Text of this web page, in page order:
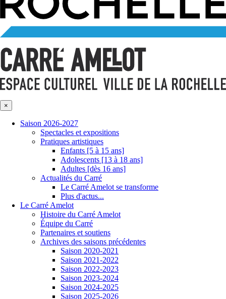
×
Saison 2026-2027
Spectacles et expositions
Pratiques artistiques
Enfants [5 à 15 ans]
Adolescents [13 à 18 ans]
Adultes [dès 16 ans]
Actualités du Carré
Le Carré Amelot se transforme
Plus d'actus...
Le Carré Amelot
Histoire du Carré Amelot
Équipe du Carré
Partenaires et soutiens
Archives des saisons précédentes
Saison 2020-2021
Saison 2021-2022
Saison 2022-2023
Saison 2023-2024
Saison 2024-2025
Saison 2025-2026